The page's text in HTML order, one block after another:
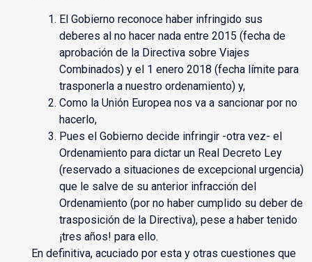
El Gobierno reconoce haber infringido sus
deberes al no hacer nada entre 2015 (fecha de
aprobación de la Directiva sobre Viajes
Combinados) y el 1 enero 2018 (fecha límite para
trasponerla a nuestro ordenamiento) y,
Como la Unión Europea nos va a sancionar por no
hacerlo,
Pues el Gobierno decide infringir -otra vez- el
Ordenamiento para dictar un Real Decreto Ley
(reservado a situaciones de excepcional urgencia)
que le salve de su anterior infracción del
Ordenamiento (por no haber cumplido su deber de
trasposición de la Directiva), pese a haber tenido
¡tres años! para ello.
En definitiva, acuciado por esta y otras cuestiones que